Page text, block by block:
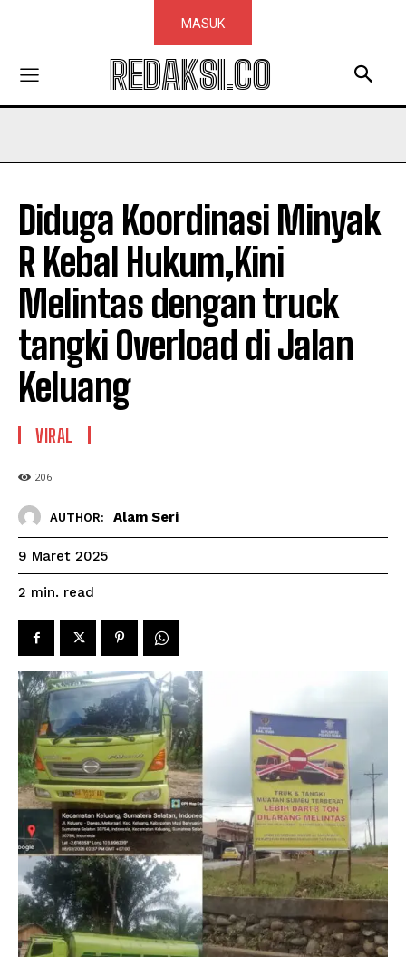
MASUK
REDAKSI.CO
Diduga Koordinasi Minyak
R Kebal Hukum,Kini
Melintas dengan truck
tangki Overload di Jalan
Keluang
VIRAL
206
AUTHOR: Alam Seri
9 Maret 2025
2 min. read